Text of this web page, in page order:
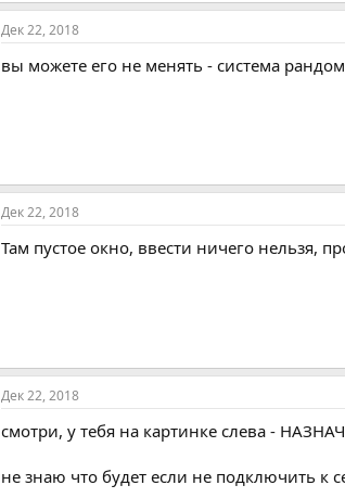
Дек 22, 2018
вы можете его не менять - система
Дек 22, 2018
Там пустое окно, ввести ничего нельзя,
Дек 22, 2018
смотри, у тебя на картинке слева -
не знаю что будет если не подключить к